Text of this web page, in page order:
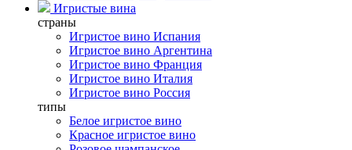
Игристые вина
страны
Игристое вино Испания
Игристое вино Аргентина
Игристое вино Франция
Игристое вино Италия
Игристое вино Россия
типы
Белое игристое вино
Красное игристое вино